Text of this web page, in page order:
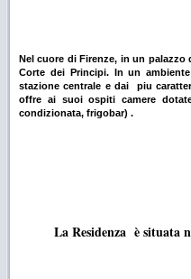
Nel cuore di Firenze, in un palazzo
Corte dei Principi. In un
stazione centrale e dai piu
offre ai suoi ospiti camere
condizionata, frigobar) .
La Residenza è situata